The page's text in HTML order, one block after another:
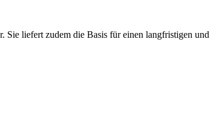
Sie liefert zudem die Basis für einen langfristigen und